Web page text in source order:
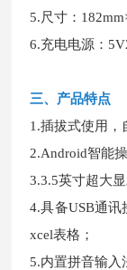
5.尺寸：
6.充电电源：
三、 产品特点
1.插拔式使用，
2.Android智能
3.3.5英寸超大
4.具备USB通讯
xcel表格；
5.内置拼音输入